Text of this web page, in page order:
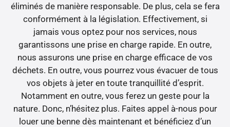
éliminés de manière responsable. De plus, cela se fera
conformément à la législation. Effectivement, si
jamais vous optez pour nos services, nous
garantissons une prise en charge rapide. En outre,
nous assurons une prise en charge efficace de vos
déchets. En outre, vous pourrez vous évacuer de tous
vos objets à jeter en toute tranquillité d’esprit.
Notamment en outre, vous ferez un geste pour la
nature. Donc, n’hésitez plus. Faites appel à-nous pour
louer une benne dès maintenant et bénéficiez d’un